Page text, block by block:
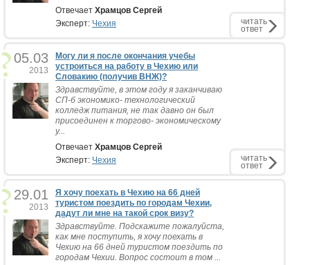
Отвечает Храмцов Сергей
Эксперт: Чехия читать
ответ
05.03
2013
Могу ли я после окончания учебы
устроиться на работу в Чехию или
Словакию (получив ВНЖ)?
Здравствуйте, в этом году я заканчиваю
СП-б экономико- технологический
колледж питания, не так давно он был
присоединен к торгово- экономическому
у...
Отвечает Храмцов Сергей
Эксперт: Чехия читать
ответ
29.01
2013
Я хочу поехать в Чехию на 66 дней
туристом поездить по городам Чехии,
дадут ли мне на такой срок визу?
Здравствуйте. Подскажите пожалуйста,
как мне поступить, я хочу поехать в
Чехию на 66 дней туристом поездить по
городам Чехии. Вопрос состоит в том ...